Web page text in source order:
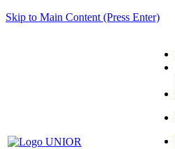
Skip to Main Content (Press Enter)